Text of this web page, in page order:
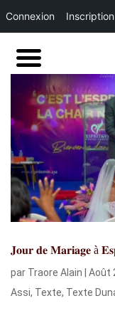
𝐉𝐨𝐮𝐫 𝐝𝐞 𝐌𝐚𝐫𝐢𝐚𝐠𝐞 à
par Traore Alain Août
Assi, Texte, Texte
Connexion Inscription